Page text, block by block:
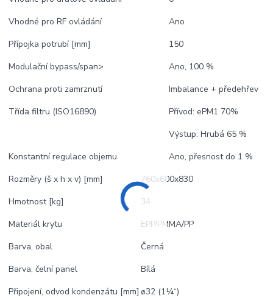
Vhodné pro RF ovládání
Ano
Přípojka potrubí [mm]
150
Modulační bypass/span>
Ano, 100 %
Ochrana proti zamrznutí
Imbalance + předehřev
Třída filtru (ISO16890)
Přívod: ePM1 70%
Výstup: Hrubá 65 %
Konstantní regulace objemu
Ano, přesnost do 1 %
Rozměry (š x h x v) [mm]
760x600x830
Hmotnost [kg]
34
Materiál krytu
EPP/PMMA/PP
Barva, obal
Černá
Barva, čelní panel
Bílá
Připojení, odvod kondenzátu [mm] ø32 (1¼“)